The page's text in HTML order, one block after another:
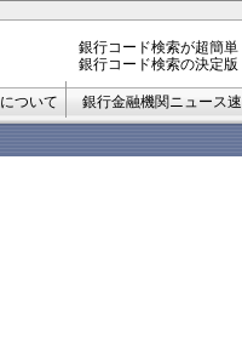
銀行コード検索が超簡単
銀行コード検索の決定版
ついて
銀行金融機関ニュース速